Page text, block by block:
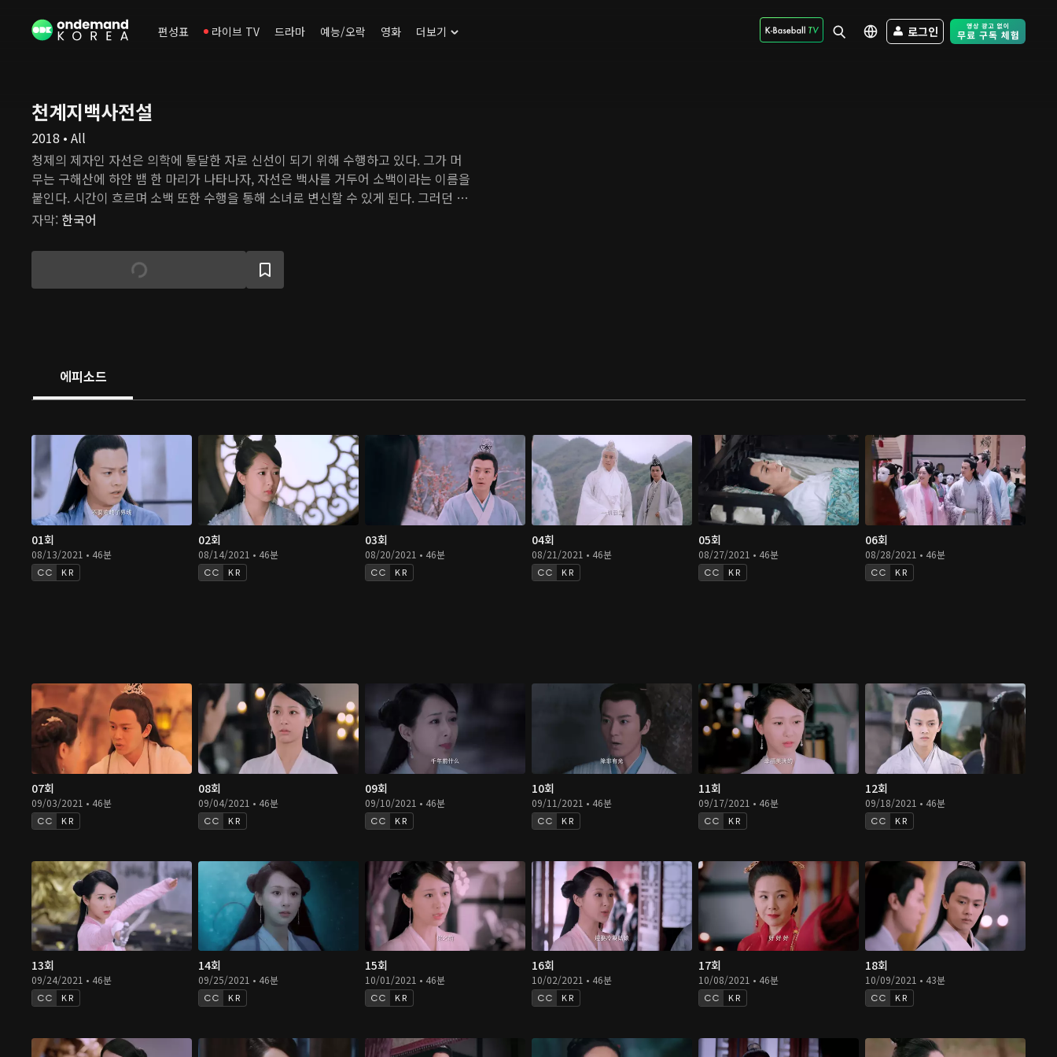
편성표 라이브 TV 드라마 예능/오락 영화 더보기 로그인 Free Trial -
천계지백사전설
2018 • All
청제의 제자인 자선은 의학에 통달한 자로 신선이 되기 위해 수행하고 있다. 그가 머
무는 구해산에 하얀 뱀 한 마리가 나타나자, 자선은 백사를 거두어 소백이라는 이름을
붙인다. 시간이 흐르며 소백 또한 수행을 통해 소녀로 변신할 수 있게 된다. 그러던 어
느 날, 용왕의 아들 도철이 고대 괴물인 흑교룡을 소환하여 세상을 혼란에 빠뜨린다.
해 자신을 희생한다. 그의 혼백이 사라지기 전, 지선은 소백에게 백요요라는 이름을
주고 행복하게 살아야 한다고 당부한다. 하지만, 백요요는 사라진 자선의 혼백을 불러
모으기 위해 천 년 동안 고군분투하고 있다. 백요요는 어느 날 약사궁 소속 허선과 마
오는데...
자막: 한국어
에피소드
01회
08/13/2021 • 46분
KR
02회
08/14/2021 • 46분
KR
03회
08/20/2021 • 46분
KR
04회
08/21/2021 • 46분
KR
05회
08/27/2021 • 46분
KR
06회
08/28/2021 • 46분
KR
07회
09/03/2021 • 46분
KR
08회
09/04/2021 • 46분
KR
09회
09/10/2021 • 46분
KR
10회
09/11/2021 • 46분
KR
11회
09/17/2021 • 46분
KR
12회
09/18/2021 • 46분
KR
13회
09/24/2021 • 46분
KR
14회
09/25/2021 • 46분
KR
15회
10/01/2021 • 46분
KR
16회
10/02/2021 • 46분
KR
17회
10/08/2021 • 46분
KR
18회
10/09/2021 • 43분
KR